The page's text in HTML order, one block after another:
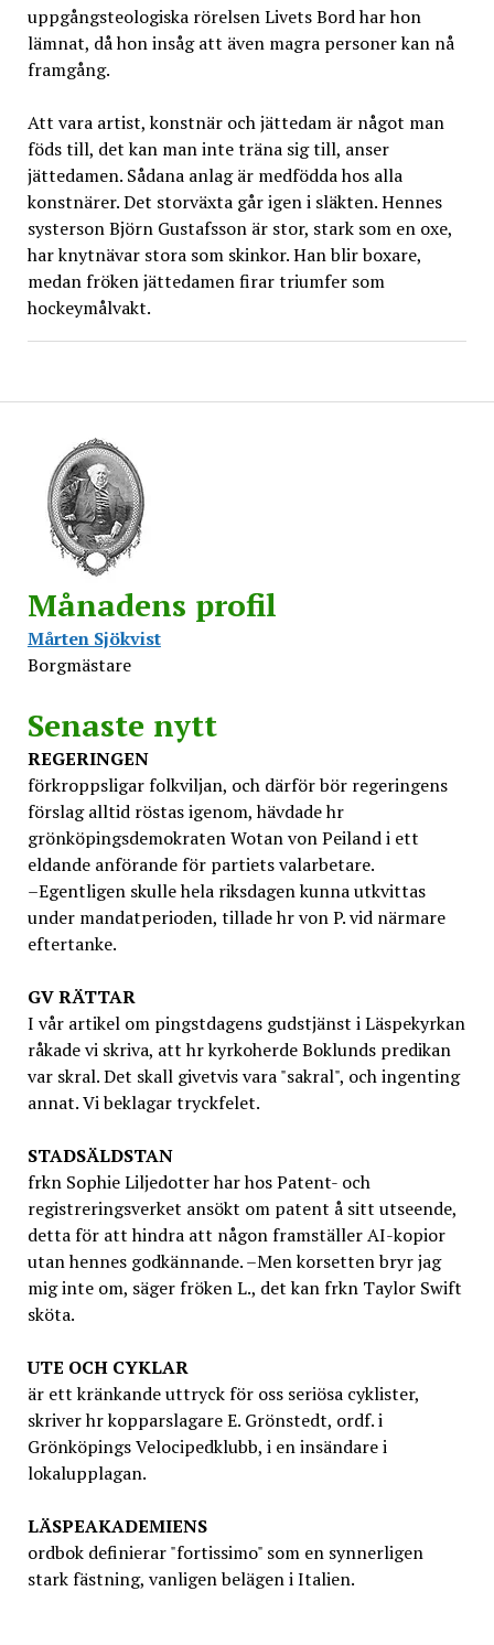
Månadens profil
Mårten Sjökvist
Borgmästare
Senaste nytt
REGERINGEN
förkroppsligar folkviljan, och därför bör regeringens
förslag alltid röstas igenom, hävdade hr
grönköpingsdemokraten Wotan von Peiland i ett
eldande anförande för partiets valarbetare.
–Egentligen skulle hela riksdagen kunna utkvittas
under mandatperioden, tillade hr von P. vid närmare
eftertanke.
GVRÄTTAR
I vår artikel om pingstdagens gudstjänst i Läspekyrkan
råkade vi skriva, att hr kyrkoherde Boklunds predikan
var skral. Det skall givetvis vara "sakral", och ingenting
annat. Vi beklagar tryckfelet.
STADSÄLDSTAN
frkn Sophie Liljedotter har hos Patent- och
registreringsverket ansökt om patent å sitt utseende,
detta för att hindra att någon framställer AI-kopior
utan hennes godkännande. –Men korsetten bryr jag
mig inte om, säger fröken L., det kan frkn Taylor Swift
sköta.
UTE OCH CYKLAR
är ett kränkande uttryck för oss seriösa cyklister,
skriver hr kopparslagare E. Grönstedt, ordf. i
Grönköpings Velocipedklubb, i en insändare i
lokalupplagan.
LÄSPEAKADEMIENS
ordbok definierar "fortissimo" som en synnerligen
stark fästning, vanligen belägen i Italien.
uppgångsteologiska rörelsen Livets Bord har hon
lämnat, då hon insåg att även magra personer kan nå
framgång.
Att vara artist, konstnär och jättedam är något man
föds till, det kan man inte träna sig till, anser
jättedamen. Sådana anlag är medfödda hos alla
konstnärer. Det storväxta går igen i släkten. Hennes
systerson Björn Gustafsson är stor, stark som en oxe,
har knytnävar stora som skinkor. Han blir boxare,
medan fröken jättedamen firar triumfer som
hockeymålvakt.